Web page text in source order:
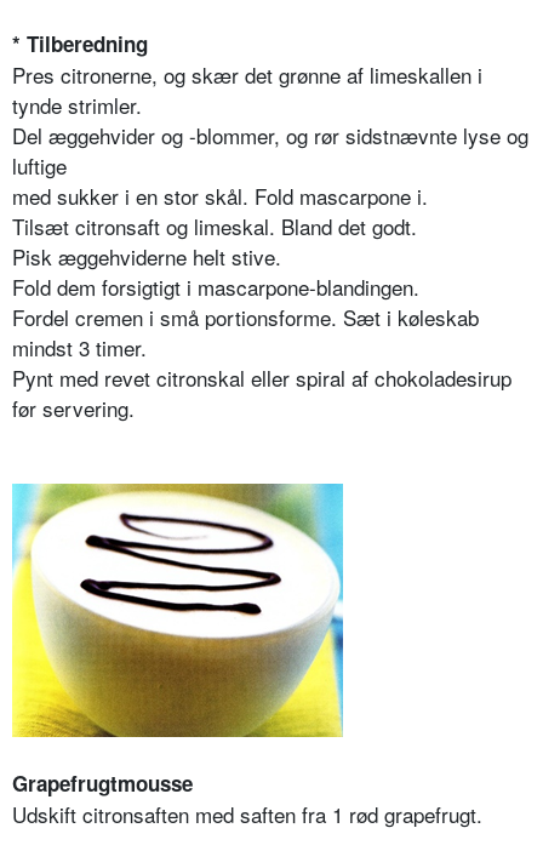
* Tilberedning
Pres citronerne, og skær det grønne af limeskallen i
tynde strimler.
Del æggehvider og -blommer, og rør sidstnævnte lyse og
luftige
med sukker i en stor skål. Fold mascarpone i.
Tilsæt citronsaft og limeskal. Bland det godt.
Pisk æggehviderne helt stive.
Fold dem forsigtigt i mascarpone-blandingen.
Fordel cremen i små portionsforme. Sæt i køleskab
mindst 3 timer.
Pynt med revet citronskal eller spiral af chokoladesirup
før servering.
Grapefrugtmousse
Udskift citronsaften med saften fra 1 rød grapefrugt.